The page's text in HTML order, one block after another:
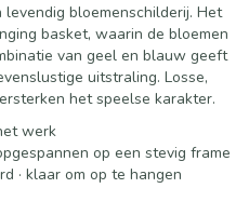
bloemenschilderij. Het
basket, waarin de bloemen
van geel en blauw geeft
uitstraling. Losse,
het speelse karakter.
werk
op een stevig frame
· klaar om op te hangen